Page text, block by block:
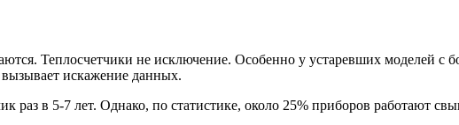
Теплосчетчики не исключение. Особенно у устаревших моделей с
искажение данных.
раз в 5-7 лет. Однако, по статистике, около 25% приборов работают